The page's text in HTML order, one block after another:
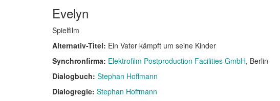
Evelyn
Spielfilm
Alternativ-Titel: Ein Vater kämpft um seine Kinder
Synchronfirma: Elektrofilm Postproduction Facilities GmbH, Berlin
Dialogbuch: Stephan Hoffmann
Dialogregie: Stephan Hoffmann